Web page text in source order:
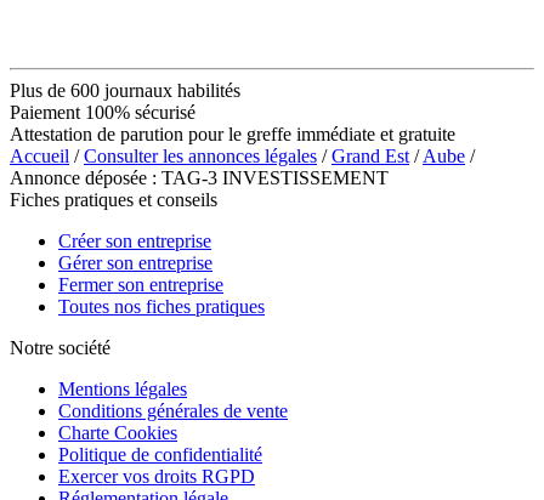
Plus de 600 journaux habilités
Paiement 100% sécurisé
Attestation de parution pour le greffe immédiate et gratuite
Accueil /Consulter les annonces légales /Grand Est /Aube /
Annonce déposée : TAG-3 INVESTISSEMENT
Fiches pratiques et conseils
Créer son entreprise
Gérer son entreprise
Fermer son entreprise
Toutes nos fiches pratiques
Notre société
Mentions légales
Conditions générales de vente
Charte Cookies
Politique de confidentialité
Exercer vos droits RGPD